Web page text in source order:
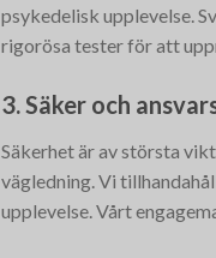
psykedelisk upplevelse.
rigorösa tester för att
3. Säker och
Säkerhet är av största
vägledning. Vi
upplevelse. Vårt